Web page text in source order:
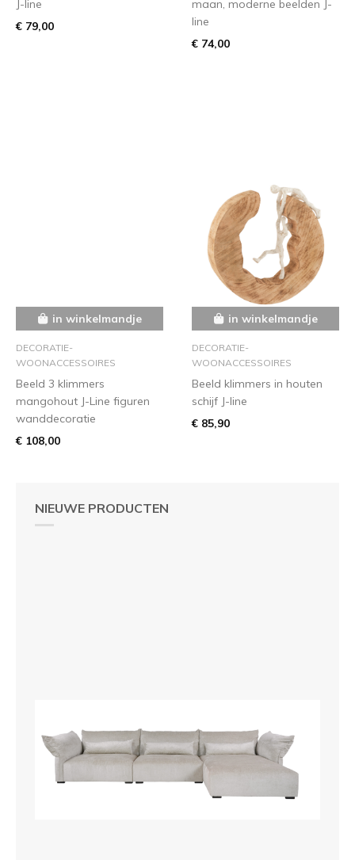
NIEUWE PRODUCTEN
J-line
€ 79,00
maan, moderne beelden J-
line
€ 74,00
in winkelmandje
DECORATIE-
WOONACCESSOIRES
Beeld 3 klimmers
mangohout J-Line figuren
wanddecoratie
€ 108,00
in winkelmandje
DECORATIE-
WOONACCESSOIRES
Beeld klimmers in houten
schijf J-line
€ 85,90